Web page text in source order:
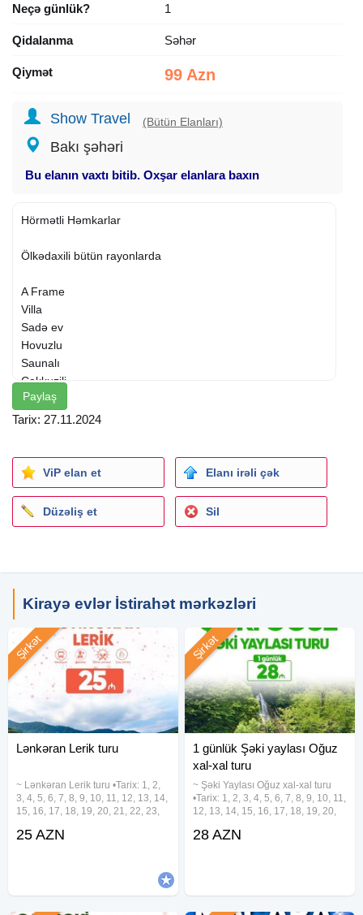
Neçə günlük? 1
Qidalanma Səhər
Qiymət 99 Azn
Show Travel (Bütün Elanları)
Bakı şəhəri
Bu elanın vaxtı bitib. Oxşar elanlara baxın
Hörmətli Həmkarlar
Ölkədaxili bütün rayonlarda
A Frame
Villa
Sadə ev
Hovuzlu
Saunalı
Cakkuzili
Qiymətlər 99 azn dən başlayır
kiraye evler
Paylaş
Tarix: 27.11.2024
ViP elan et Elanı irəli çək
Düzəliş et Sil
Kirayə evlər İstirahət mərkəzləri
Lənkəran Lerik turu
~ Lənkəran Lerik turu •Tarix: 1, 2,
3, 4, 5, 6, 7, 8, 9, 10, 11, 12, 13, 14,
15, 16, 17, 18, 19, 20, 21, 22, 23,
Avqust •Qiymət: • Ekonom paket -
Şirkət
25 AZN
1 günlük Şəki yaylası Oğuz
xal-xal turu
~ Şəki Yaylası Oğuz xal-xal turu
•Tarix: 1, 2, 3, 4, 5, 6, 7, 8, 9, 10, 11,
12, 13, 14, 15, 16, 17, 18, 19, 20,
30, 31 Avqust •Qiymət: - Ekonom
Şirkət
28 AZN